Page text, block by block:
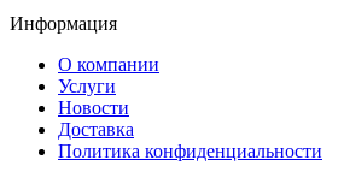
Информация
О компании
Услуги
Новости
Доставка
Политика конфиденциальности